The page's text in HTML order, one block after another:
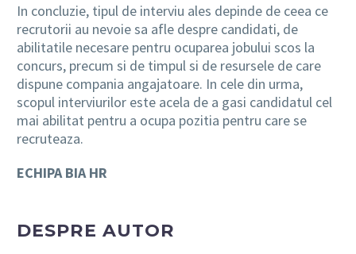
In concluzie, tipul de interviu ales depinde de ceea ce
recrutorii au nevoie sa afle despre candidati, de
abilitatile necesare pentru ocuparea jobului scos la
concurs, precum si de timpul si de resursele de care
dispune compania angajatoare. In cele din urma,
scopul interviurilor este acela de a gasi candidatul cel
mai abilitat pentru a ocupa pozitia pentru care se
recruteaza.
ECHIPA BIA HR
DESPRE AUTOR